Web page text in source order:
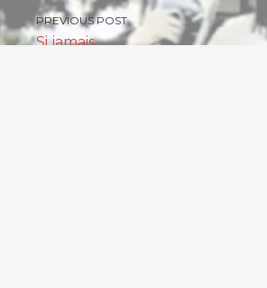
PREVIOUS POST
Si jamais